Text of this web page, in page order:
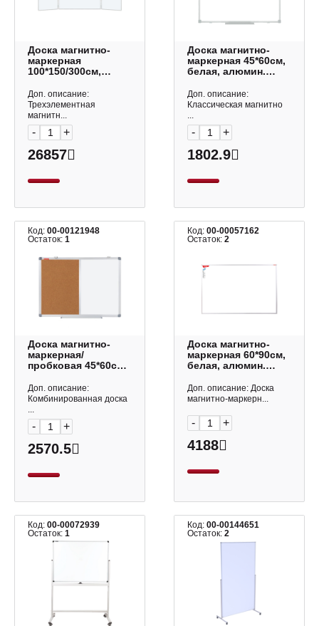
Доска магнитно-
маркерная
100*150/300см,
рама 238035
Brauberg
Доп. описание:
Трехэлементная
магнитн...
- +
26857
Доска магнитно-
маркерная 45*60см,
белая, алюмин.
Klammer.
Доп. описание:
Классическая магнитно
...
- +
1802.9
Код: 00-00121948
Остаток: 1
Доска магнитно-
маркерная/
пробковая 45*60см,
алюмин. рама
"Extra" 238182
Доп. описание:
Комбинированная доска
...
- +
2570.5
Код:00-00057162
Остаток:2
Доска магнитно-
маркерная 60*90см,
белая, алюмин.
SDm_07030 Berlingo
Доп. описание: Доска
магнитно-маркерн...
- +
4188
Код: 00-00072939
Остаток: 1
Код:00-00144651
Остаток:2